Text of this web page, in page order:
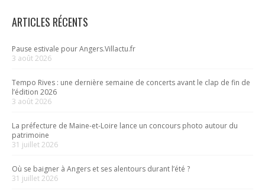
ARTICLES RÉCENTS
Pause estivale pour Angers.Villactu.fr
3 août 2026
Tempo Rives : une dernière semaine de concerts avant le clap de fin de
l’édition 2026
3 août 2026
La préfecture de Maine-et-Loire lance un concours photo autour du
patrimoine
31 juillet 2026
Où se baigner à Angers et ses alentours durant l’été ?
31 juillet 2026